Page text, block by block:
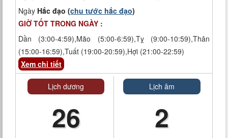
Ngày Hắc đạo (chu tước hắc đạo)
GIỜ TỐT TRONG NGÀY :
Dần (3:00-4:59),Mão (5:00-6:59),Tỵ (9:00-10:59),Thân
(15:00-16:59),Tuất (19:00-20:59),Hợi (21:00-22:59)
Xem chi tiết
Lịch dương
26
Lịch âm
2